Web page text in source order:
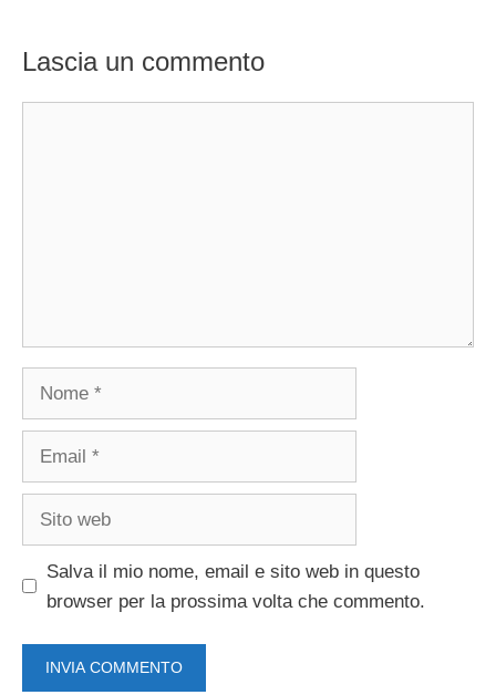
Lascia un commento
Salva il mio nome, email e sito web in questo
browser per la prossima volta che commento.